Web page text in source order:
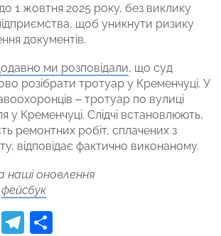
1 жовтня 2025 року, без виклику
щоб уникнути ризику
документів.
ми розповідали, що суд
розібрати тротуар у Кременчуці. У
– тротуар по вулиці
у Кременчуці. Слідчі встановлюють,
ремонтних робіт, сплачених з
відповідає фактично виконаному.
наші оновлення
фейсбук
EmailTelegram